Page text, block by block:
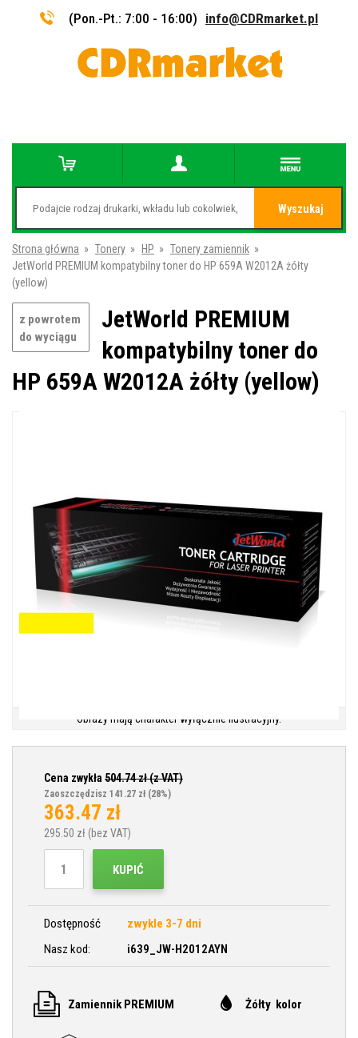
(Pon.-Pt.: 7:00 - 16:00) info@CDRmarket.pl
Wyszukaj
Strona główna » Tonery » HP » Tonery zamiennik »
JetWorld PREMIUM kompatybilny toner do HP 659A W2012A żółty
(yellow)
z powrotem
do wyciągu
JetWorld PREMIUM
kompatybilny toner do
HP 659A W2012A żółty (yellow)
Obrazy mają charakter wyłącznie ilustracyjny.
Cena zwykła 504.74zł (z VAT)
Zaoszczędzisz 141.27 zł (28%)
363.47 zł
295.50 zł (bez VAT)
KUPIĆ
Dostępność
zwykle 3-7 dni
Nasz kod:
i639_JW-H2012AYN
Zamiennik PREMIUM Żółty kolor